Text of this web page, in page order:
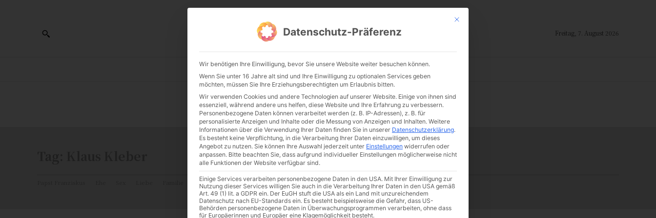
CATHWALK.DE Freitag, 7. August 2026
ALTE MESSE GLAUBE KULTUR FRÖMMIGKEIT TRADITION
Katholizismus Franziskus 50 Jahre Humanae vitae Katholische Kirche
Mit diesem Button wird der Dialog geschlossen. Seine Funktionalität ist
Datenschutz-Präferenz
Wir benötigen Ihre Einwilligung, bevor Sie unsere Website weiter besuchen können.
Wenn Sie unter 16 Jahre alt sind und Ihre Einwilligung zu optionalen Services geben
möchten, müssen Sie Ihre Erziehungsberechtigten um Erlaubnis bitten.
Wir verwenden Cookies und andere Technologien auf unserer Website. Einige von ihnen sind
essenziell, während andere uns helfen, diese Website und Ihre Erfahrung zu verbessern.
Personenbezogene Daten können verarbeitet werden (z. B. IP-Adressen), z. B. für
personalisierte Anzeigen und Inhalte oder die Messung von Anzeigen und Inhalten. Weitere
Informationen über die Verwendung Ihrer Daten finden Sie in unserer Datenschutzerklärung.
Es besteht keine Verpflichtung, in die Verarbeitung Ihrer Daten einzuwilligen, um dieses
Angebot zu nutzen. Sie können Ihre Auswahl jederzeit unter Einstellungen widerrufen oder
anpassen. Bitte beachten Sie, dass aufgrund individueller Einstellungen möglicherweise nicht
alle Funktionen der Website verfügbar sind.
Einige Services verarbeiten personenbezogene Daten in den USA. Mit Ihrer Einwilligung zur
Nutzung dieser Services willigen Sie auch in die Verarbeitung Ihrer Daten in den USA gemäß
Art. 49 (1) lit. a GDPR ein. Der EuGH stuft die USA als ein Land mit unzureichendem
Datenschutz nach EU-Standards ein. Es besteht beispielsweise die Gefahr, dass US-
Behörden personenbezogene Daten in Überwachungsprogrammen verarbeiten, ohne dass
für Europäerinnen und Europäer eine Klagemöglichkeit besteht.